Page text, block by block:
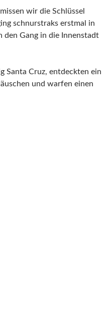
wir die Schlüssel
schnurstraks erstmal in
den Gang in die Innenstadt
Santa Cruz, entdeckten ein
und warfen einen